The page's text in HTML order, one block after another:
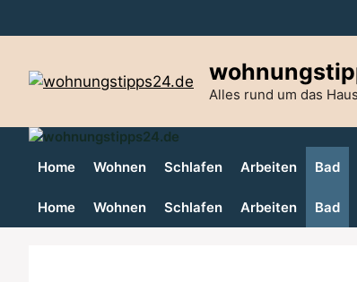
Inhalt
Alles rund um das
Home Wohnen Schlafen Arbeiten Bad
Home Wohnen Schlafen Arbeiten Bad